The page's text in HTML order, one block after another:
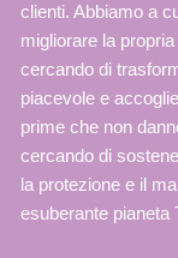
clienti. Abbiamo a
migliorare la
cercando di
piacevole e
prime che non
cercando di
la protezione e il
esuberante pianeta